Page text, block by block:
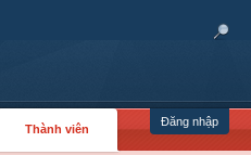
Đăng nhập
Thành viên